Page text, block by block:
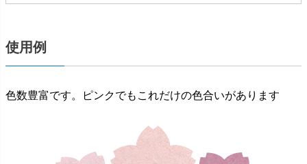
使用例
色数豊富です。ピンクでもこれだけの色合いがあります